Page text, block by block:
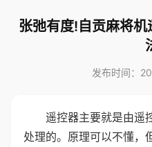
张弛有度!自贡麻将
发布时间：
遥控器主要就是由遥
处理的。原理可以不懂，